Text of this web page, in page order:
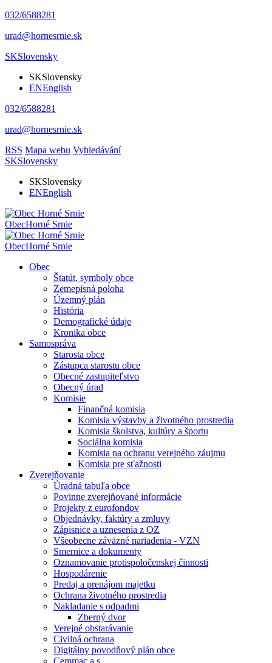
032/6588281
urad@hornesrnie.sk
SKSlovensky
SKSlovensky
ENEnglish
032/6588281
urad@hornesrnie.sk
RSS Mapa webu Vyhledávání
SKSlovensky
SKSlovensky
ENEnglish
ObecHorné Srnie
ObecHorné Srnie
Obec
Štatút, symboly obce
Zemepisná poloha
Územný plán
História
Demografické údaje
Kronika obce
Samospráva
Starosta obce
Zástupca starostu obce
Obecné zastupiteľstvo
Obecný úrad
Komisie
Finančná komisia
Komisia výstavby a životného prostredia
Komisia školstva, kultúry a športu
Sociálna komisia
Komisia na ochranu verejného záujmu
Komisia pre sťažnosti
Zverejňovanie
Úradná tabuľa obce
Povinne zverejňované informácie
Projekty z eurofondov
Objednávky, faktúry a zmluvy
Zápisnice a uznesenia z OZ
Všeobecne záväzné nariadenia - VZN
Smernice a dokumenty
Oznamovanie protispoločenskej činnosti
Hospodárenie
Predaj a prenájom majetku
Ochrana životného prostredia
Nakladanie s odpadmi
Zberný dvor
Verejné obstarávanie
Civilná ochrana
Digitálny povodňový plán obce
Cemmac a.s.